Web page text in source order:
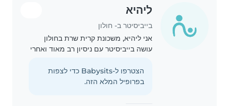
ליהיא
בייביסיטר ב- חולון
אני ליהיא, משכונת קרית שרת בחולון
עושה בייביסיטר עם ניסיון רב מאוד ואחרי
הצטרפו ל-Babysits כדי לצפות
בפרופיל המלא הזה.